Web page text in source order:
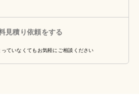
見積り依頼をする
ていなくてもお気軽にご相談ください